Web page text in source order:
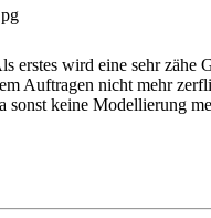
erstes wird eine sehr zähe
Auftragen nicht mehr
sonst keine Modellierung